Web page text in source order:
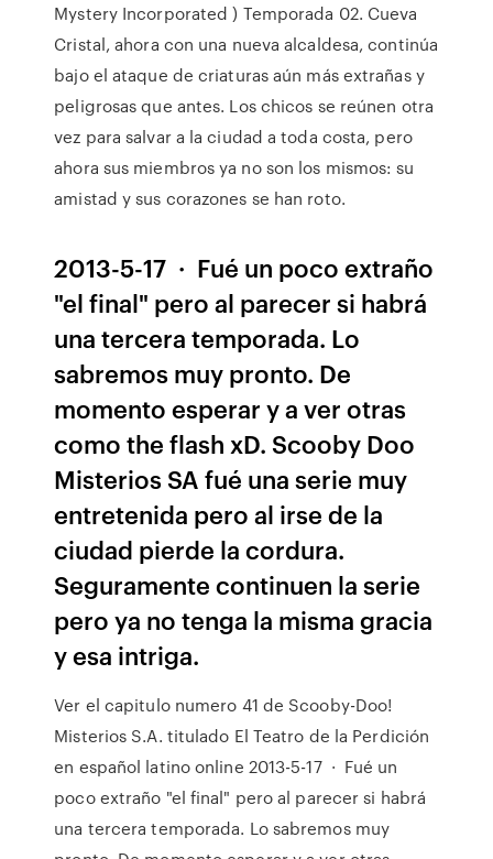
Mystery Incorporated ) Temporada 02. Cueva
Cristal, ahora con una nueva alcaldesa, continúa
bajo el ataque de criaturas aún más extrañas y
peligrosas que antes. Los chicos se reúnen otra
vez para salvar a la ciudad a toda costa, pero
ahora sus miembros ya no son los mismos: su
amistad y sus corazones se han roto.
2013-5-17 · Fué un poco extraño
"el final" pero al parecer si habrá
una tercera temporada. Lo
sabremos muy pronto. De
momento esperar y a ver otras
como the flash xD. Scooby Doo
Misterios SA fué una serie muy
entretenida pero al irse de la
ciudad pierde la cordura.
Seguramente continuen la serie
pero ya no tenga la misma gracia
y esa intriga.
Ver el capitulo numero 41 de Scooby-Doo!
Misterios S.A. titulado El Teatro de la Perdición
en español latino online 2013-5-17 · Fué un
poco extraño "el final" pero al parecer si habrá
una tercera temporada. Lo sabremos muy